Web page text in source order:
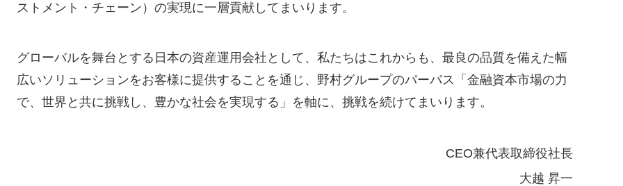
ストメント・チェーン）の実現に一層貢献してまいります。
グローバルを舞台とする日本の資産運用会社として、私たちはこれからも、最良の品質を備えた幅
広いソリューションをお客様に提供することを通じ、野村グループのパーパス「金融資本市場の力
で、世界と共に挑戦し、豊かな社会を実現する」を軸に、挑戦を続けてまいります。
CEO兼代表取締役社長
大越 昇一